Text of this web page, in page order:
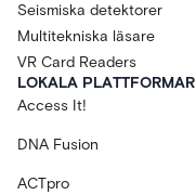
Seismiska detektorer
Multitekniska läsare
VR Card Readers
LOKALA PLATTFORMAR
Access It!
DNA Fusion
ACTpro